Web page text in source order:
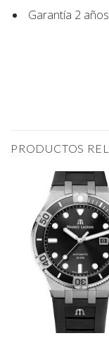
Garantía 2 años
PRODUCTOS